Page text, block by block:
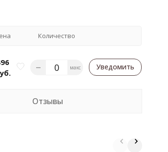
Количество
макс Уведомить
Отзывы